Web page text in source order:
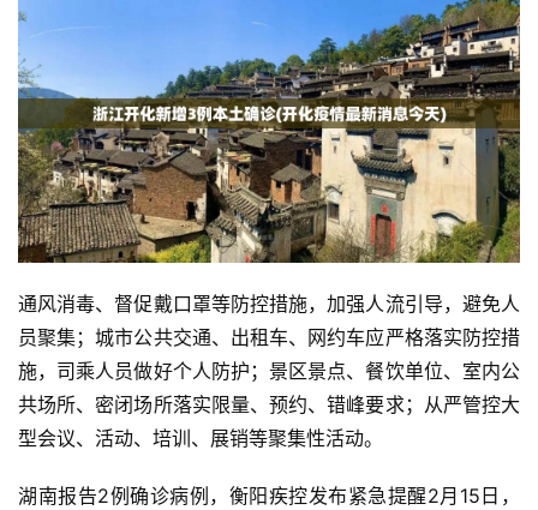
通风消毒、督促戴口罩等防控措施，加强人流引导，避免人
员聚集；城市公共交通、出租车、网约车应严格落实防控措
施，司乘人员做好个人防护；景区景点、餐饮单位、室内公
共场所、密闭场所落实限量、预约、错峰要求；从严管控大
型会议、活动、培训、展销等聚集性活动。
湖南报告2例确诊病例，衡阳疾控发布紧急提醒2月15日，